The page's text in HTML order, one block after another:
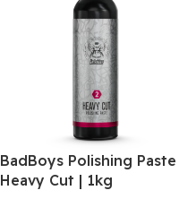
BadBoys Polishing Paste
Heavy Cut | 1kg